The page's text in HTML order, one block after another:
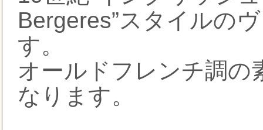
Bergeres”スタイルの
す。
オールドフレンチ調の
なります。